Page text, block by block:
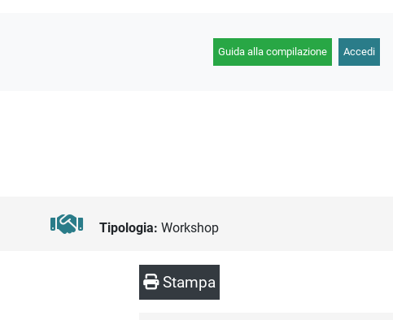
Guida alla compilazione Accedi
Tipologia: Workshop
Stampa